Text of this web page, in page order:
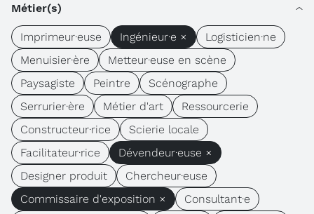
Métier(s)
Imprimeur·euse Ingénieur·e ×
Logisticien·ne
Menuisier·ère
Metteur·euse en scène
Paysagiste
Peintre
Scénographe
Serrurier·ère
Métier d'art
Ressourcerie
Constructeur·rice
Scierie locale
Facilitateur·rice
Dévendeur·euse ×
Designer produit
Chercheur·euse
Commissaire d'exposition ×
Consultant·e